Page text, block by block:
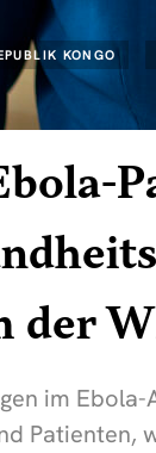
KONGO
der
im
Patienten,